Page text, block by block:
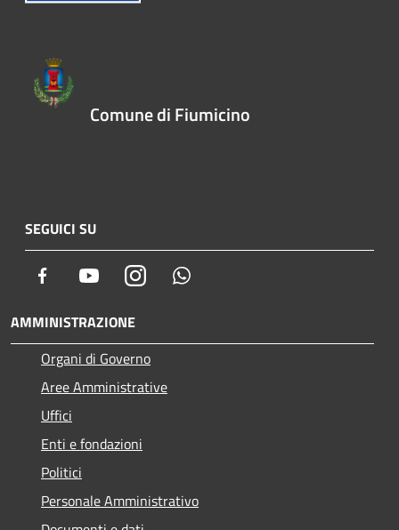
Comune di Fiumicino
SEGUICI SU
Facebook YoutubeInstagram
AMMINISTRAZIONE
Organi di Governo
Aree Amministrative
Uffici
Enti e fondazioni
Politici
Personale Amministrativo